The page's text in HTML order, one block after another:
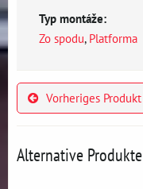
Typ montáže:
Zo spodu, Platforma
Vorheriges Produkt
Alternative Produkte